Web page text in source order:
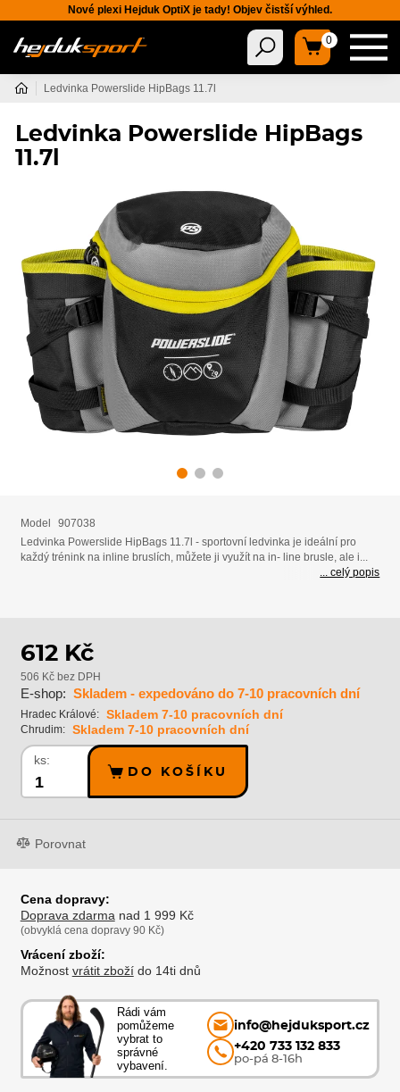
Nové plexi Hejduk OptiX je tady! Objev čistší výhled.
0
Ledvinka Powerslide HipBags 11.7l
Ledvinka Powerslide HipBags
11.7l
Model
907038
Ledvinka Powerslide HipBags 11.7l - sportovní ledvinka je ideální pro
každý trénink na inline bruslích, můžete ji využít na in- line brusle, ale i...
... celý popis
612 Kč
506 Kč bez DPH
E-shop: Skladem - expedováno do 7-10 pracovních dní
Hradec Králové: Skladem 7-10 pracovních dní
Chrudim: Skladem 7-10 pracovních dní
ks:
DO KOŠÍKU
Porovnat
Cena dopravy:
Doprava zdarma nad 1 999 Kč
(obvyklá cena dopravy 90 Kč)
Vrácení zboží:
Možnost vrátit zbožído 14ti dnů
Rádi vám
pomůžeme
vybrat to
správné
vybavení.
info@hejduksport.cz
+420 733 132 833
po-pá 8-16h